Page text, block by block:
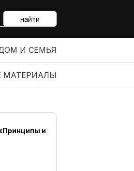
найти
И СЕМЬЯ
МАТЕРИАЛЫ
и